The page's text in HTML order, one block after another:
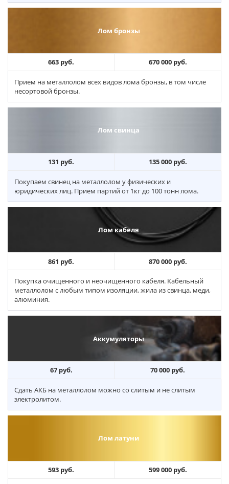
Лом бронзы
663 руб. 670 000 руб.
Прием на металлолом всех видов лома бронзы, в том числе
несортовой бронзы.
Лом свинца
131 руб. 135 000 руб.
Покупаем свинец на металлолом у физических и
юридических лиц. Прием партий от 1кг до 100 тонн лома.
Лом кабеля
861 руб. 870 000 руб.
Покупка очищенного и неочищенного кабеля. Кабельный
металлолом с любым типом изоляции, жила из свинца, меди,
алюминия.
Аккумуляторы
67 руб. 70 000 руб.
Сдать АКБ на металлолом можно со слитым и не слитым
электролитом.
Лом латуни
593 руб. 599 000 руб.